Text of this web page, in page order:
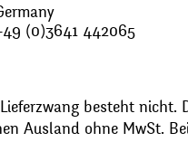
(0)3641 442065
besteht nicht.
Ausland ohne MwSt.